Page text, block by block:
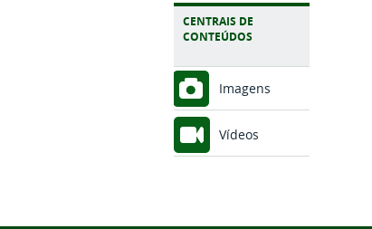
CENTRAIS DE
CONTEÚDOS
Imagens
Vídeos